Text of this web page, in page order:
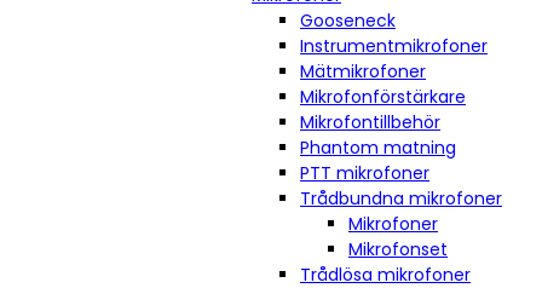
Gooseneck
Instrumentmikrofoner
Mätmikrofoner
Mikrofonförstärkare
Mikrofontillbehör
Phantom matning
PTT mikrofoner
Trådbundna mikrofoner
Mikrofoner
Mikrofonset
Trådlösa mikrofoner